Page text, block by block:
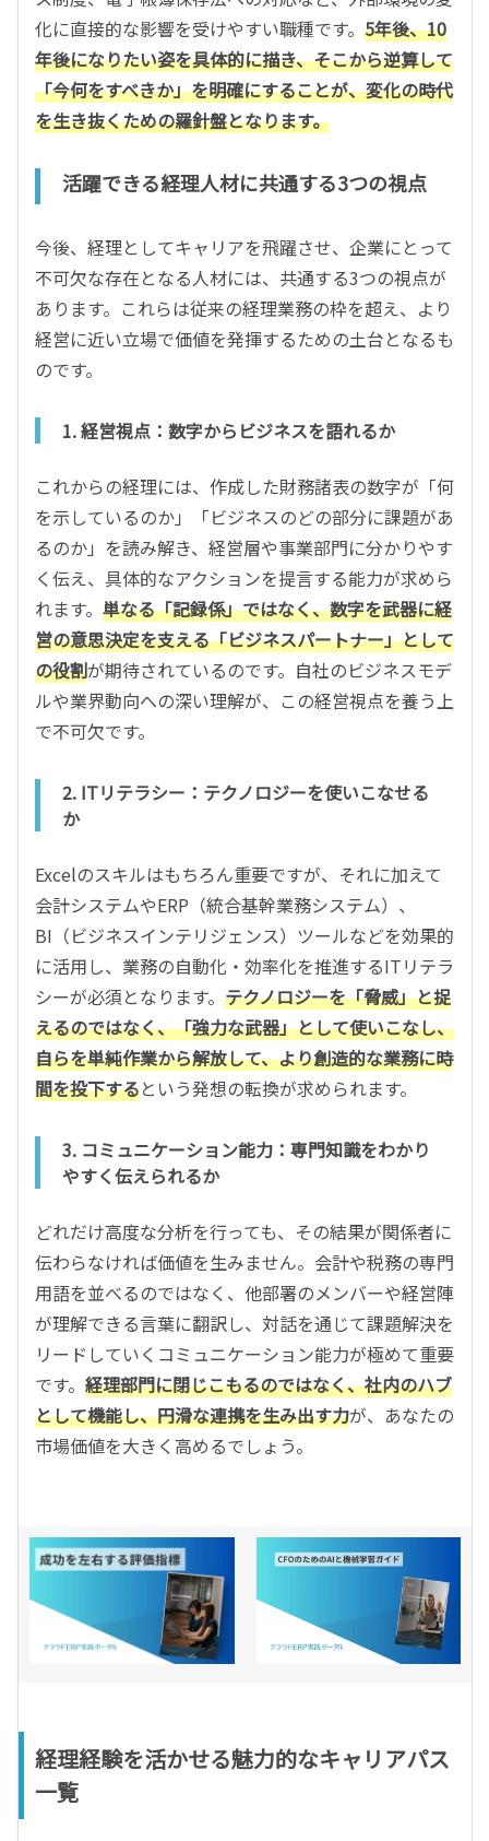
化に直接的な影響を受けやすい職種です。 5年後、10
年後になりたい姿を具体的に描き、そこから逆算して
「今何をすべきか」を明確にすることが、変化の時代
を生き抜くための羅針盤となります。
活躍できる経理人材に共通する3つの視点
今後、経理としてキャリアを飛躍させ、企業にとって
不可欠な存在となる人材には、共通する3つの視点が
あります。これらは従来の経理業務の枠を超え、より
経営に近い立場で価値を発揮するための土台となるも
のです。
1. 経営視点：数字からビジネスを語れるか
これからの経理には、作成した財務諸表の数字が「何
を示しているのか」「ビジネスのどの部分に課題があ
るのか」を読み解き、経営層や事業部門に分かりやす
く伝え、具体的なアクションを提言する能力が求めら
れます。 単なる「記録係」ではなく、数字を武器に経
営の意思決定を支える「ビジネスパートナー」として
の役割が期待されているのです。自社のビジネスモデ
ルや業界動向への深い理解が、この経営視点を養う上
で不可欠です。
2. ITリテラシー：テクノロジーを使いこなせる
か
Excelのスキルはもちろん重要ですが、それに加えて
会計システムやERP（統合基幹業務システム）、
BI（ビジネスインテリジェンス）ツールなどを効果的
に活用し、業務の自動化・効率化を推進するITリテラ
シーが必須となります。 テクノロジーを「脅威」と捉
えるのではなく、「強力な武器」として使いこなし、
自らを単純作業から解放して、より創造的な業務に時
間を投下するという発想の転換が求められます。
3. コミュニケーション能力：専門知識をわかり
やすく伝えられるか
どれだけ高度な分析を行っても、その結果が関係者に
伝わらなければ価値を生みません。会計や税務の専門
用語を並べるのではなく、他部署のメンバーや経営陣
が理解できる言葉に翻訳し、対話を通じて課題解決を
リードしていくコミュニケーション能力が極めて重要
です。 経理部門に閉じこもるのではなく、社内のハブ
として機能し、円滑な連携を生み出す力が、あなたの
市場価値を大きく高めるでしょう。
経理経験を活かせる魅力的なキャリアパス
一覧